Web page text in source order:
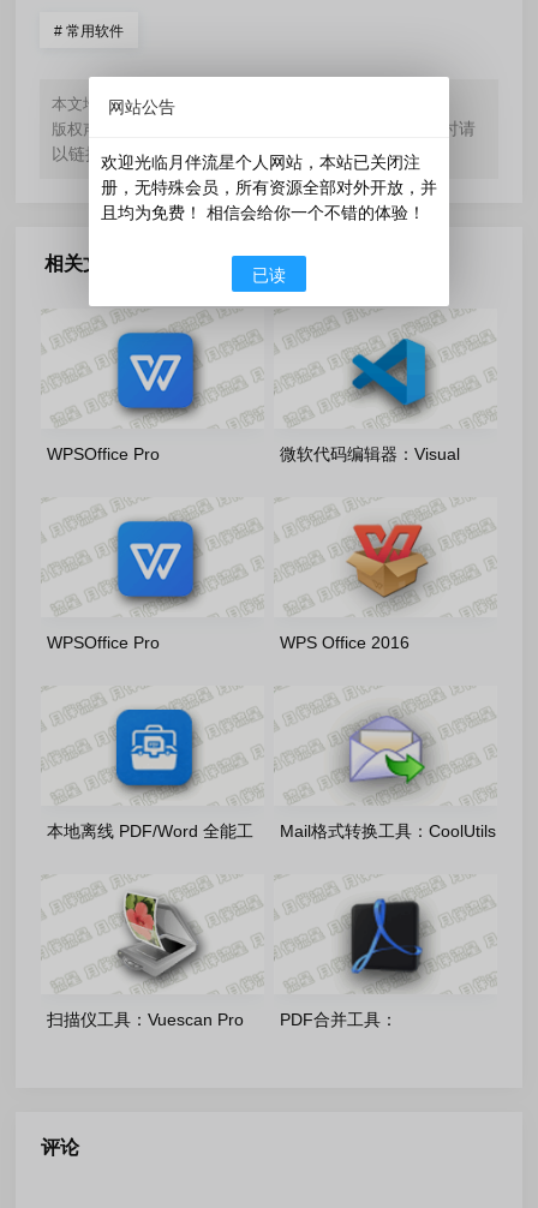
# 常用软件
本文地址： https://www.yueblx.com/?id=56
版权声明：
如无特殊标注，文章均为本站原创，转载时请
以链接形式注明文章出处。
相关文章
WPSOffice Pro
雨糖科技特别版
微软代码编辑器：Visual
式版
WPSOffice Pro
雨糖科技特别版
WPS Office 2016
糖科技特别版
本地离线 PDF/Word 全能工
方免费版
Mail格式转换工具：CoolUtils
11.1.0.797 多语便携版
扫描仪工具：Vuescan Pro
PDF合并工具：
评论
网站公告
欢迎光临月伴流星个人网站，本站已关闭注
册，无特殊会员，所有资源全部对外开放，并
且均为免费！ 相信会给你一个不错的体验！
已读